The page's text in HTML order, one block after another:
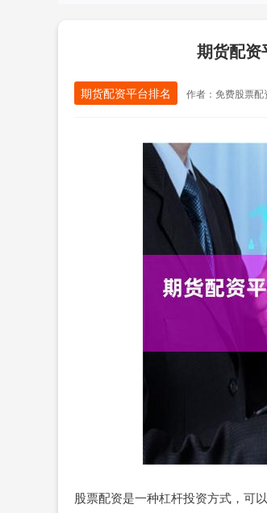
期货配资
期货配资平台排名 作者：免费股票配
股票配资是一种杠杆投资方式，可